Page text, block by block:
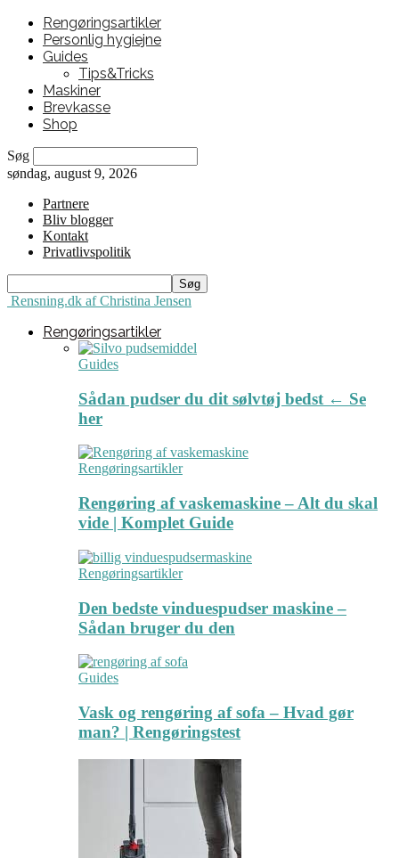
Rengøringsartikler
Personlig hygiejne
Guides
Tips&Tricks
Maskiner
Brevkasse
Shop
Søg
søndag, august 9, 2026
Partnere
Bliv blogger
Kontakt
Privatlivspolitik
Rensning.dk af Christina Jensen
Rengøringsartikler
Guides
Sådan pudser du dit sølvtøj bedst ← Se
her
Rengøringsartikler
Rengøring af vaskemaskine – Alt du skal
vide | Komplet Guide
Rengøringsartikler
Den bedste vinduespudser maskine –
Sådan bruger du den
Guides
Vask og rengøring af sofa – Hvad gør
man? | Rengøringstest